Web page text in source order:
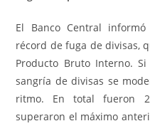
El Banco Central
récord de fuga de divisas,
Producto Bruto Interno.
sangría de divisas se
ritmo. En total fueron
superaron el máximo